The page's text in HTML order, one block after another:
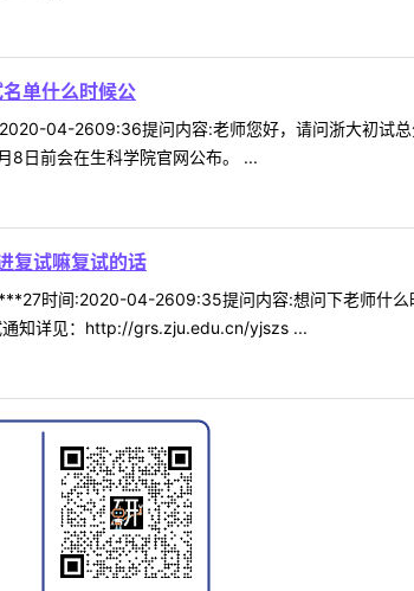
单什么时候公
04-2609:36提问内容:老师您好，请问浙大初试
8日前会在生科学院官网公布。 ...
复试嘛复试的话
时间:2020-04-2609:35提问内容:想问下老师什
通知详见：http://grs.zju.edu.cn/yjszs ...